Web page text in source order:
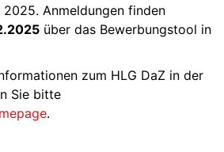
Anmeldungen finden
über das Bewerbungstool in
zum HLG DaZ in der
Sie bitte
.